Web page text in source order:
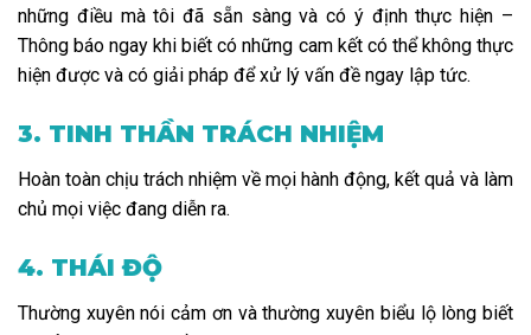
những điều mà tôi đã sẵn sàng và có ý định thực hiện –
Thông báo ngay khi biết có những cam kết có thể không thực
hiện được và có giải pháp để xử lý vấn đề ngay lập tức.
3. TINH THẦN TRÁCH NHIỆM
Hoàn toàn chịu trách nhiệm về mọi hành động, kết quả và làm
chủ mọi việc đang diễn ra.
4. THÁI ĐỘ
Thường xuyên nói cảm ơn và thường xuyên biểu lộ lòng biết